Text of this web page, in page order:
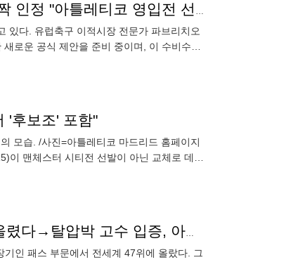
이강인+로메로 미친 조합 결성 현실화! HERE WE GO 깜짝 인정 "아틀레티코 영입전 선두, 선수도 원하고 있다"
있다. 유럽축구 이적시장 전문가 파브리치오
로운 공식 제안을 준비 중이며, 이 수비수를
'후보조' 포함"
모습. /사진=아틀레티코 마드리드 홈페이지
맨체스터 시티전 선발이 아닌 교체로 데뷔
이강인 이 와중에 대형 쾌거!…전세계 47위 당당히 이름 올렸다→탈압박 고수 입증, 아시아에서 TOP50 유일하게 등극
인 패스 부문에서 전세계 47위에 올랐다. 그